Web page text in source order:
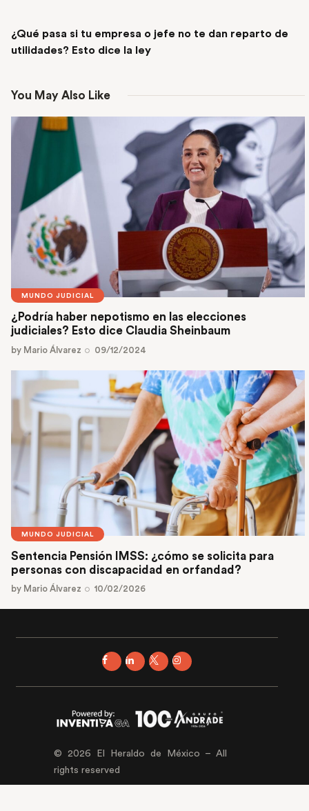
¿Qué pasa si tu empresa o jefe no te dan reparto de
utilidades? Esto dice la ley
You May Also Like
MUNDO JUDICIAL
¿Podría haber nepotismo en las elecciones
judiciales? Esto dice Claudia Sheinbaum
by Mario Álvarez 09/12/2024
MUNDO JUDICIAL
Sentencia Pensión IMSS: ¿cómo se solicita para
personas con discapacidad en orfandad?
by Mario Álvarez 10/02/2026
© 2026 El Heraldo de México – All
rights reserved